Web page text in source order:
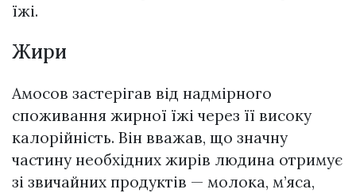
їжі.
Жири
Амосов застерігав від надмірного
споживання жирної їжі через її високу
калорійність. Він вважав, що значну
частину необхідних жирів людина отримує
зі звичайних продуктів — молока, м’яса,